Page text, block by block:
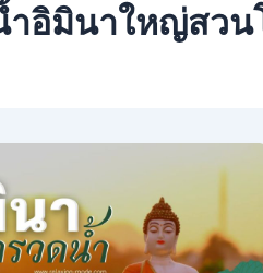
ำอิมินาใหญ่สวน